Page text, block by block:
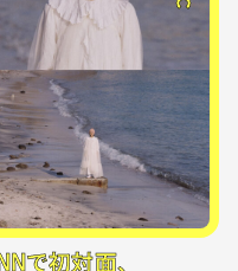
で初対面、